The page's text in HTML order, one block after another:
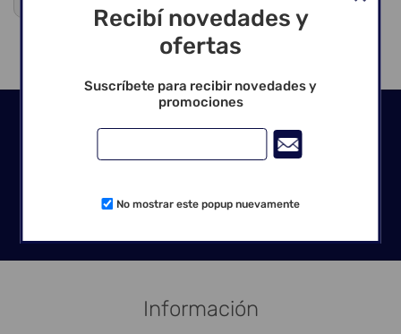
Información
Recibí novedades y
ofertas
Suscríbete para recibir novedades y
promociones
No mostrar este popup nuevamente